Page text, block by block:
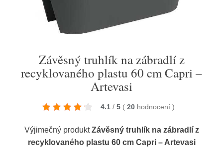
Závěsný truhlík na zábradlí z
recyklovaného plastu 60 cm Capri –
Artevasi
4.1 / 5 ( 20 hodnocení )
Výjimečný produktZávěsný truhlík na zábradlí z
recyklovaného plastu 60 cm Capri – Artevasi